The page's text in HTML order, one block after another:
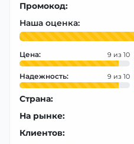
Промокод:
Наша оценка:
Цена: 9
Надежность: 9
Страна:
На рынке:
Клиентов: